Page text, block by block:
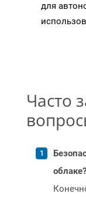
для
Часто
облаке?